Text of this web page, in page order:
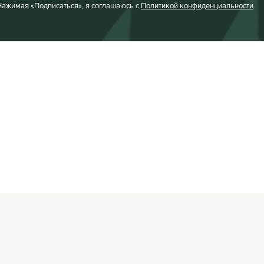
«Подписаться», я соглашаюсь с Политикой конфиденциальности